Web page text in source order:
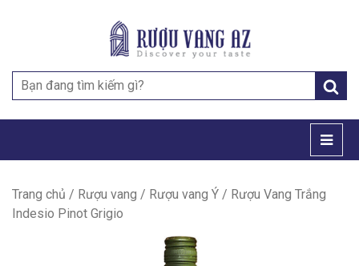
Search
for:
Trang chủ / Rượu vang / Rượu vang Ý / Rượu Vang Trắng
Indesio Pinot Grigio